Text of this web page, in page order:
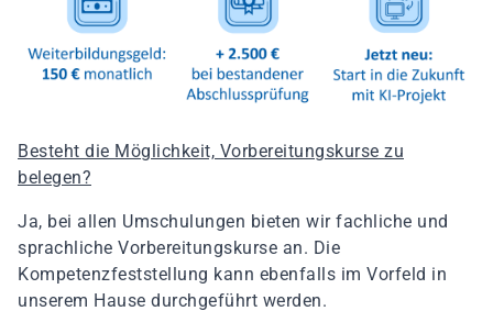
Besteht die Möglichkeit, Vorbereitungskurse zu
belegen?
Ja, bei allen Umschulungen bieten wir fachliche und
sprachliche Vorbereitungskurse an. Die
Kompetenzfeststellung kann ebenfalls im Vorfeld in
unserem Hause durchgeführt werden.